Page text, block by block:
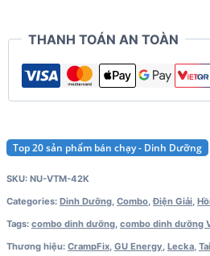
THANH TOÁN AN TOÀN
Top 20 sản phẩm bán chạy - Dinh Dưỡng
SKU: NU-VTM-42K
Categories: Dinh Dưỡng, Combo,Điện Giải,
Tags: combo dinh dưỡng, combo dinh dưỡng
Thương hiệu: CrampFix, GU Energy, Lecka,